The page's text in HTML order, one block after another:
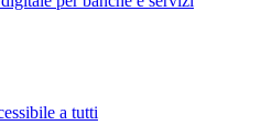
a tutti